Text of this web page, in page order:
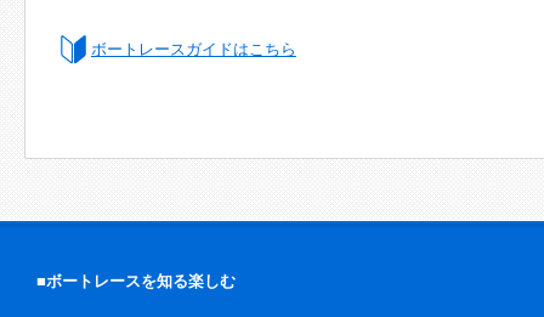
ボートレースガイドはこちら
■ボートレースを知る楽しむ